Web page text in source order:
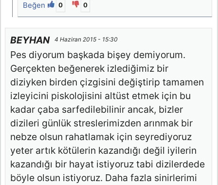
Beğen 0 0
BEYHAN 4 Haziran 2015 - 15:30
Pes diyorum başkada bişey demiyorum.
Gerçekten beğenerek izlediğimiz bir
diziyken birden çizgisini değiştirip tamamen
izleyicini piskolojisini altüst etmek için bu
kadar çaba sarfedilebilinir ancak, bizler
dizileri günlük streslerimizden arınmak bir
nebze olsun rahatlamak için seyrediyoruz
yeter artık kötülerin kazandığı değil iyilerin
kazandığı bir hayat istiyoruz tabi dizilerdede
böyle olsun istiyoruz. Daha fazla sinirlerimi